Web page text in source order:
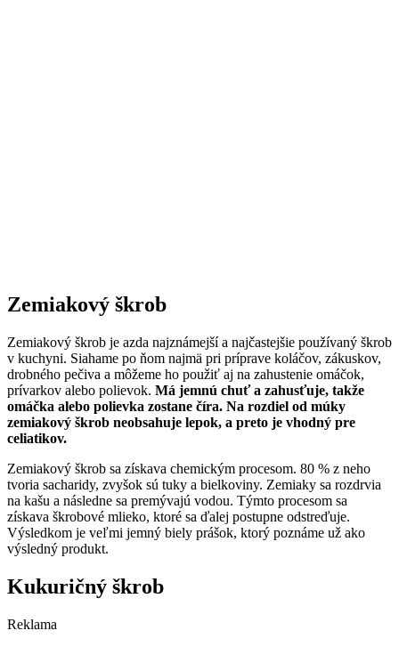
Zemiakový škrob
Zemiakový škrob je azda najznámejší a najčastejšie používaný škrob
v kuchyni. Siahame po ňom najmä pri príprave koláčov, zákuskov,
drobného pečiva a môžeme ho použiť aj na zahustenie omáčok,
prívarkov alebo polievok. Má jemnú chuť a zahusťuje, takže
omáčka alebo polievka zostane číra. Na rozdiel od múky
zemiakový škrob neobsahuje lepok, a preto je vhodný pre
celiatikov.
Zemiakový škrob sa získava chemickým procesom. 80 % z neho
tvoria sacharidy, zvyšok sú tuky a bielkoviny. Zemiaky sa rozdrvia
na kašu a následne sa premývajú vodou. Týmto procesom sa
získava škrobové mlieko, ktoré sa ďalej postupne odstreďuje.
Výsledkom je veľmi jemný biely prášok, ktorý poznáme už ako
výsledný produkt.
Kukuričný škrob
Reklama